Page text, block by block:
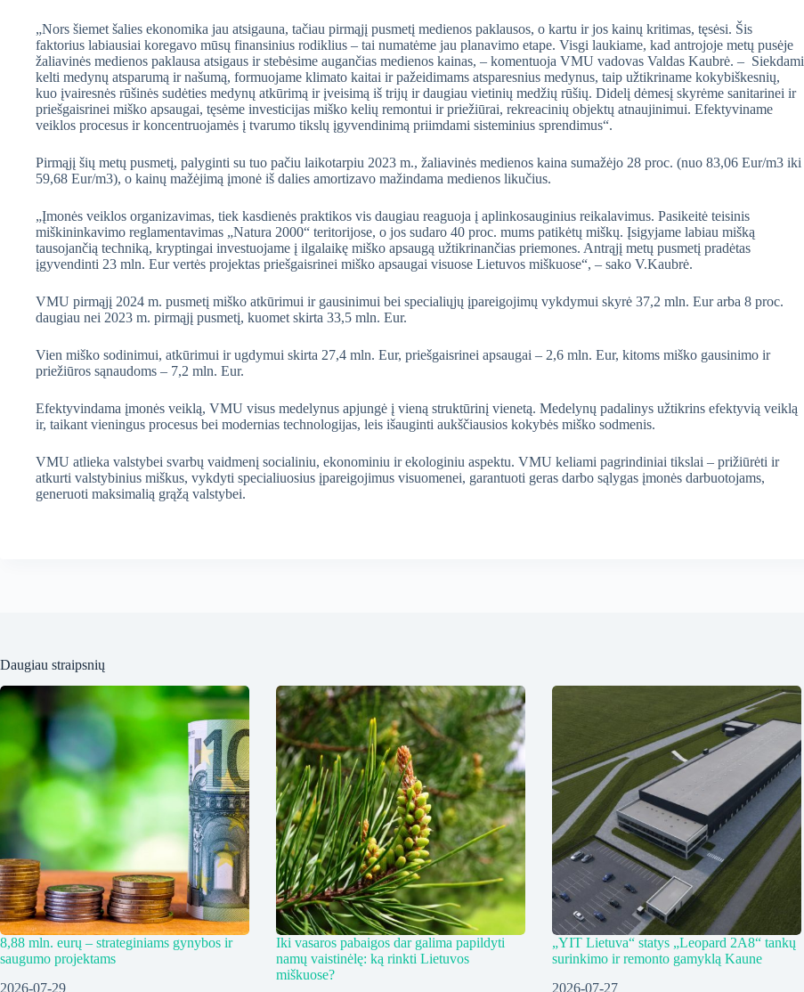
„Nors šiemet šalies ekonomika jau atsigauna, tačiau pirmąjį pusmetį medienos paklausos, o kartu ir jos kainų kritimas, tęsėsi. Šis
faktorius labiausiai koregavo mūsų finansinius rodiklius – tai numatėme jau planavimo etape. Visgi laukiame, kad antrojoje metų pusėje
žaliavinės medienos paklausa atsigaus ir stebėsime augančias medienos kainas, – komentuoja VMU vadovas Valdas Kaubrė. – Siekdami
kelti medynų atsparumą ir našumą, formuojame klimato kaitai ir pažeidimams atsparesnius medynus, taip užtikriname kokybiškesnių,
kuo įvairesnės rūšinės sudėties medynų atkūrimą ir įveisimą iš trijų ir daugiau vietinių medžių rūšių. Didelį dėmesį skyrėme sanitarinei ir
priešgaisrinei miško apsaugai, tęsėme investicijas miško kelių remontui ir priežiūrai, rekreacinių objektų atnaujinimui. Efektyviname
veiklos procesus ir koncentruojamės į tvarumo tikslų įgyvendinimą priimdami sisteminius sprendimus“.
Pirmąjį šių metų pusmetį, palyginti su tuo pačiu laikotarpiu 2023 m., žaliavinės medienos kaina sumažėjo 28 proc. (nuo 83,06 Eur/m3 iki
59,68 Eur/m3), o kainų mažėjimą įmonė iš dalies amortizavo mažindama medienos likučius.
„Įmonės veiklos organizavimas, tiek kasdienės praktikos vis daugiau reaguoja į aplinkosauginius reikalavimus. Pasikeitė teisinis
miškininkavimo reglamentavimas „Natura 2000“ teritorijose, o jos sudaro 40 proc. mums patikėtų miškų. Įsigyjame labiau mišką
tausojančią techniką, kryptingai investuojame į ilgalaikę miško apsaugą užtikrinančias priemones. Antrąjį metų pusmetį pradėtas
įgyvendinti 23 mln. Eur vertės projektas priešgaisrinei miško apsaugai visuose Lietuvos miškuose“, – sako V.Kaubrė.
VMU pirmąjį 2024 m. pusmetį miško atkūrimui ir gausinimui bei specialiųjų įpareigojimų vykdymui skyrė 37,2 mln. Eur arba 8 proc.
daugiau nei 2023 m. pirmąjį pusmetį, kuomet skirta 33,5 mln. Eur.
Vien miško sodinimui, atkūrimui ir ugdymui skirta 27,4 mln. Eur, priešgaisrinei apsaugai – 2,6 mln. Eur, kitoms miško gausinimo ir
priežiūros sąnaudoms – 7,2 mln. Eur.
Efektyvindama įmonės veiklą, VMU visus medelynus apjungė į vieną struktūrinį vienetą. Medelynų padalinys užtikrins efektyvią veiklą
ir, taikant vieningus procesus bei modernias technologijas, leis išauginti aukščiausios kokybės miško sodmenis.
VMU atlieka valstybei svarbų vaidmenį socialiniu, ekonominiu ir ekologiniu aspektu. VMU keliami pagrindiniai tikslai – prižiūrėti ir
atkurti valstybinius miškus, vykdyti specialiuosius įpareigojimus visuomenei, garantuoti geras darbo sąlygas įmonės darbuotojams,
generuoti maksimalią grąžą valstybei.
Daugiau straipsnių
8,88 mln. eurų – strateginiams gynybos ir
saugumo projektams
2026-07-29
Iki vasaros pabaigos dar galima papildyti
namų vaistinėlę: ką rinkti Lietuvos
miškuose?
„YIT Lietuva“ statys „Leopard 2A8“ tankų
surinkimo ir remonto gamyklą Kaune
2026-07-27